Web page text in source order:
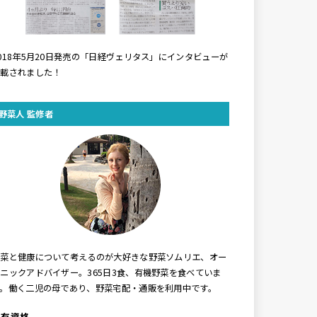
年5月20日発売の「日経ヴェリタス」にインタビューが
されました！
菜人 監修者
と健康について考えるのが大好きな野菜ソムリエ、オー
ックアドバイザー。365日3食、有機野菜を食べていま
働く二児の母であり、野菜宅配・通販を利用中です。